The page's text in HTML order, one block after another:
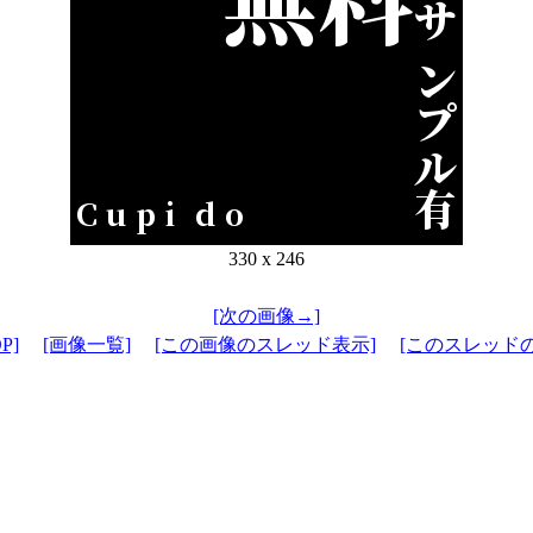
330 x 246
[次の画像→]
[画像一覧] [この画像のスレッド表示] [このスレッド